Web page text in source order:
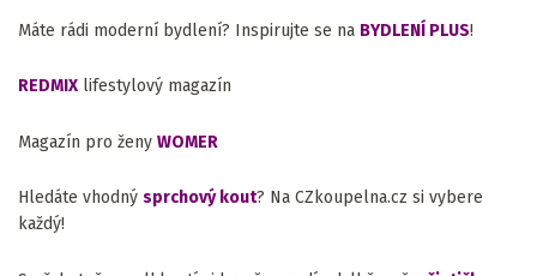
Máte rádi moderní bydlení? Inspirujte se na BYDLENÍ PLUS!
REDMIX lifestylový magazín
Magazín pro ženy WOMER
Hledáte vhodný sprchový kout? Na CZkoupelna.cz si vybere
každý!